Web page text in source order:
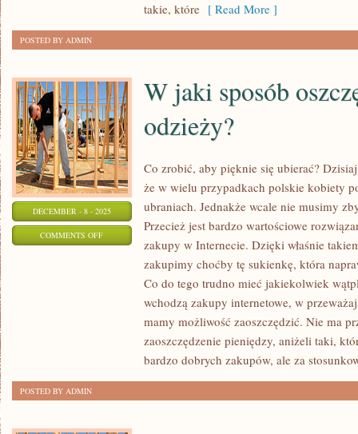
O
TYM
TYSIĘCY
DAM
takie, które [ Read More ]
POSTED BY ADMIN
DECEMBER - 8 - 2025
COMMENTS OFFON
W jaki sposób
odzieży?
Co zrobić, aby pięknie się ubierać?
że w wielu przypadkach polskie kobiety
ubraniach. Jednakże wcale nie musimy
Przecież jest bardzo wartościowe
zakupy w Internecie. Dzięki właśnie
zakupimy choćby tę sukienkę, która
Co do tego trudno mieć jakiekolwiek
wchodzą zakupy internetowe, w
mamy możliwość zaoszczędzić. Nie ma
zaoszczędzenie pieniędzy, aniżeli taki,
bardzo dobrych zakupów, ale za
POSTED BY ADMIN